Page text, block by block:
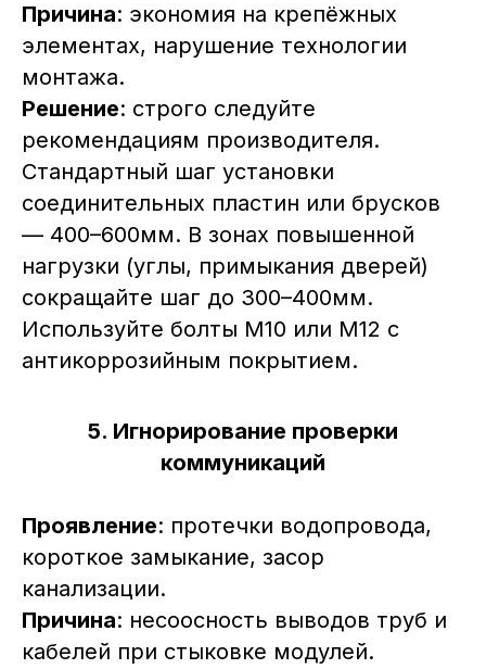
Причина: экономия на крепёжных
элементах, нарушение технологии
монтажа.
Решение: строго следуйте
рекомендациям производителя.
Стандартный шаг установки
соединительных пластин или брусков
— 400–600мм. В зонах повышенной
нагрузки (углы, примыкания дверей)
сокращайте шаг до 300–400мм.
Используйте болты М10 или М12 с
антикоррозийным покрытием.
5. Игнорирование проверки
коммуникаций
Проявление: протечки водопровода,
короткое замыкание, засор
канализации.
Причина: несоосность выводов труб и
кабелей при стыковке модулей.